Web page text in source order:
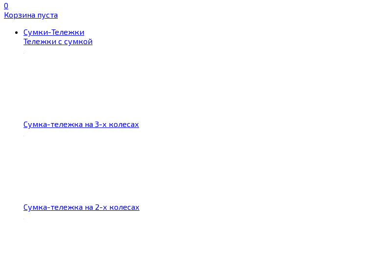
0
Корзина пуста
Сумки-Тележки
Тележки с сумкой
Сумка-тележка на 3-х колесах
Сумка-тележка на 2-х колесах